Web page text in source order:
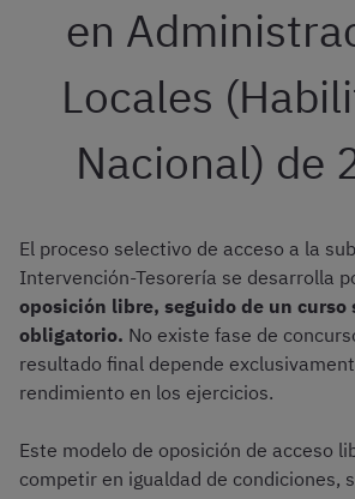
en
Locales
Nacional) de
El proceso selectivo de acceso a la
Intervención-Tesorería se desarrolla
oposición libre, seguido de un curso
obligatorio. No existe fase de
resultado final depende
rendimiento en los ejercicios.
Este modelo de oposición de acceso
competir en igualdad de condiciones,